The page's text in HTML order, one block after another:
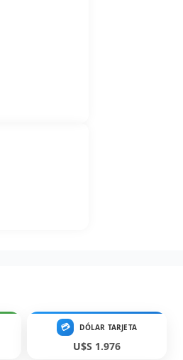
💳 DÓLAR TARJETA
U$S 1.976